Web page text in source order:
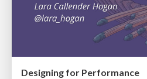
Designing for Performance